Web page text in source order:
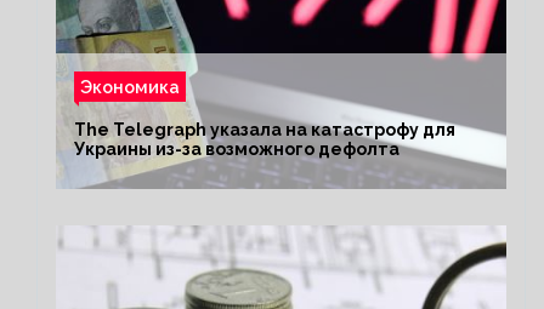
Экономика
The Telegraph указала на катастрофу для
Украины из-за возможного дефолта